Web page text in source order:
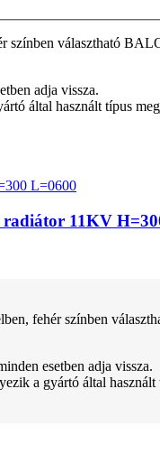
választható
adja vissza.
által használt típus
radiátor 11KV
fehér színben
esetben adja vissza.
a gyártó által használt